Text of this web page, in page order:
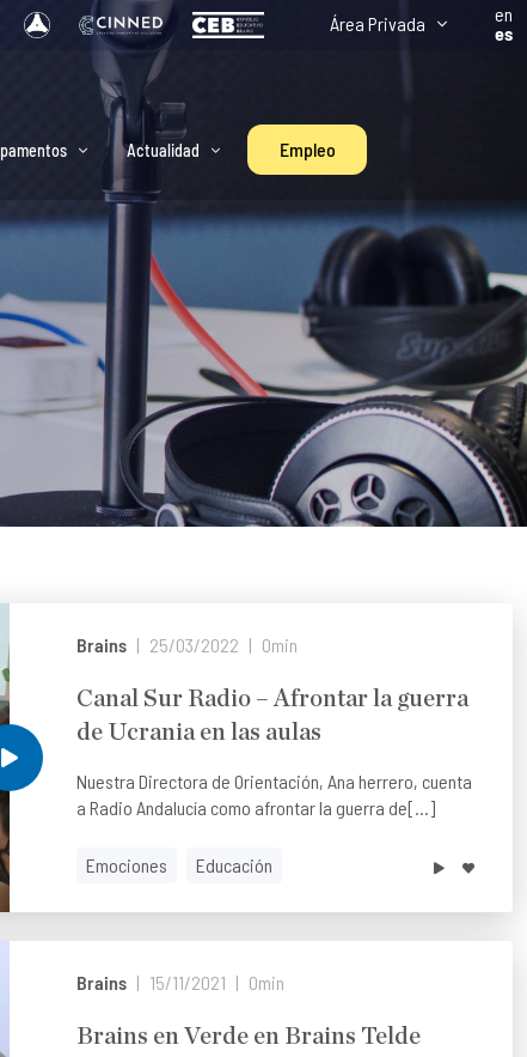
Área Privada
en
es
Actualidad Empleo
Brains 25/03/2022 0min
Canal Sur Radio – Afrontar la guerra
de Ucrania en las aulas
Nuestra Directora de Orientación, Ana herrero, cuenta
a Radio Andalucía como afrontar la guerra de[...]
Emociones Educación
Brains 15/11/2021 0min
Brains en Verde en Brains Telde